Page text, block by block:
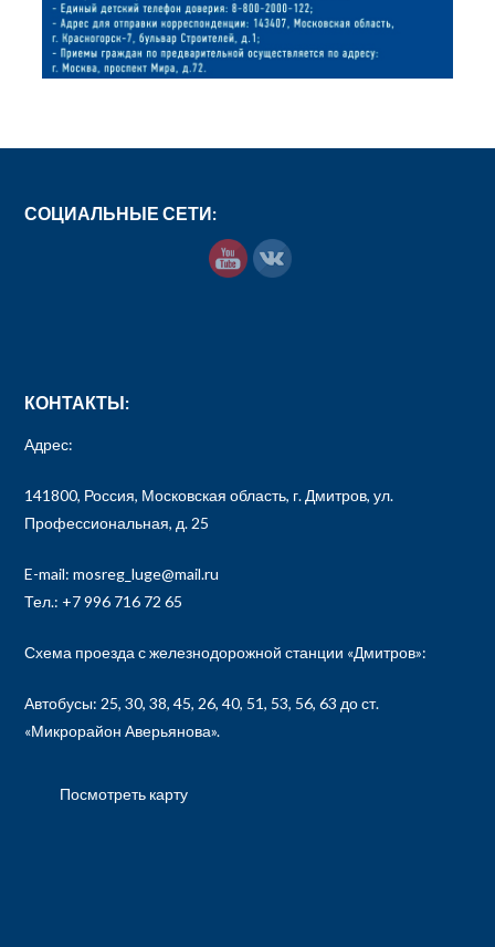
СОЦИАЛЬНЫЕ СЕТИ:
КОНТАКТЫ:
Адрес:
141800, Россия, Московская область, г. Дмитров, ул.
Профессиональная, д. 25
E-mail: mosreg_luge@mail.ru
Тел.: +7 996 716 72 65
Схема проезда с железнодорожной станции «Дмитров»:
Автобусы: 25, 30, 38, 45, 26, 40, 51, 53, 56, 63 до ст.
«Микрорайон Аверьянова».
Посмотреть карту